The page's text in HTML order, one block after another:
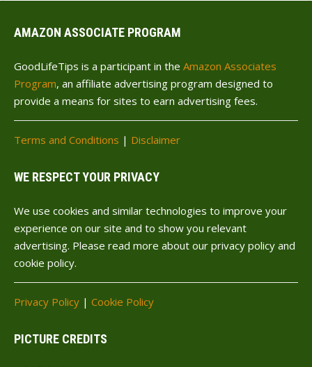
AMAZON ASSOCIATE PROGRAM
GoodLifeTips is a participant in the Amazon Associates
Program, an affiliate advertising program designed to
provide a means for sites to earn advertising fees.
Terms and Conditions | Disclaimer
WE RESPECT YOUR PRIVACY
We use cookies and similar technologies to improve your
experience on our site and to show you relevant
advertising. Please read more about our privacy policy and
cookie policy.
Privacy Policy | Cookie Policy
PICTURE CREDITS